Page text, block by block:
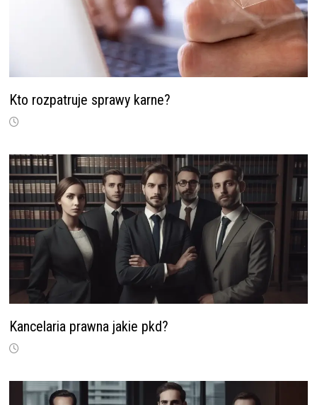
Kto rozpatruje sprawy karne?
Kancelaria prawna jakie pkd?